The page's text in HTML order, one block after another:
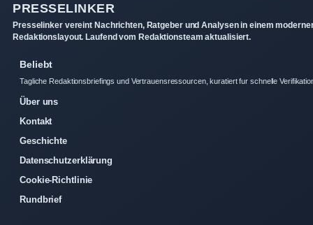
PRESSELINKER
Presselinker vereint Nachrichten, Ratgeber und Analysen in einem
Redaktionslayout. Laufend vom Redaktionsteam aktualisiert.
Beliebt
Tagliche Redaktionsbriefings und Vertrauensressourcen, kuratiert fur schnelle
Über uns
Kontakt
Geschichte
Datenschutzerklärung
Cookie-Richtlinie
Rundbrief